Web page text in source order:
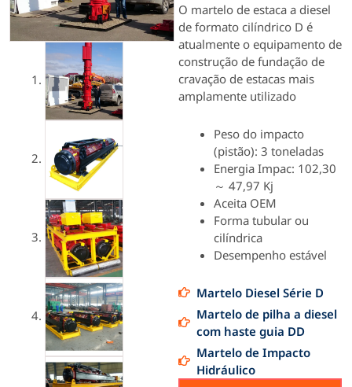
O martelo de estaca a diesel
de formato cilíndrico D é
atualmente o equipamento de
construção de fundação de
cravação de estacas mais
amplamente utilizado
Peso do impacto
(pistão): 3 toneladas
Energia Impac: 102,30
～ 47,97 Kj
Aceita OEM
Forma tubular ou
cilíndrica
Desempenho estável
Martelo Diesel Série D
Martelo de pilha a diesel
com haste guia DD
Martelo de Impacto
Hidráulico